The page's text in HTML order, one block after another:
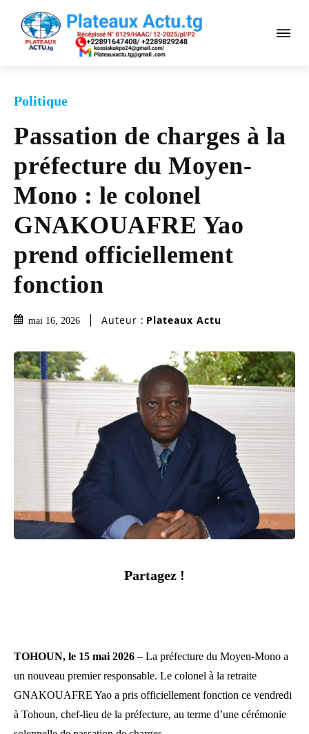
Politique
Passation de charges à la
préfecture du Moyen-
Mono : le colonel
GNAKOUAFRE Yao
prend officiellement
fonction
mai 16, 2026 Auteur : Plateaux Actu
Partagez !
TOHOUN, le 15 mai 2026 – La préfecture du Moyen-Mono a
un nouveau premier responsable. Le colonel à la retraite
GNAKOUAFRE Yao a pris officiellement fonction ce vendredi
à Tohoun, chef-lieu de la préfecture, au terme d’une cérémonie